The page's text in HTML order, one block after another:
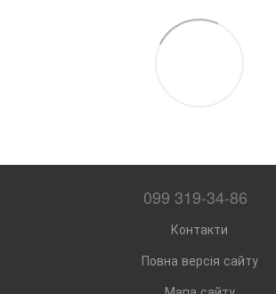
099 319-34-86
Контакти
Повна версія сайту